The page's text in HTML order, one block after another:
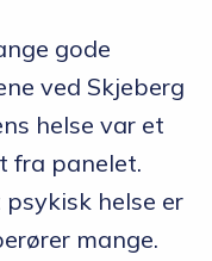
gode
ved Skjeberg
helse var et
fra panelet.
helse er
mange.